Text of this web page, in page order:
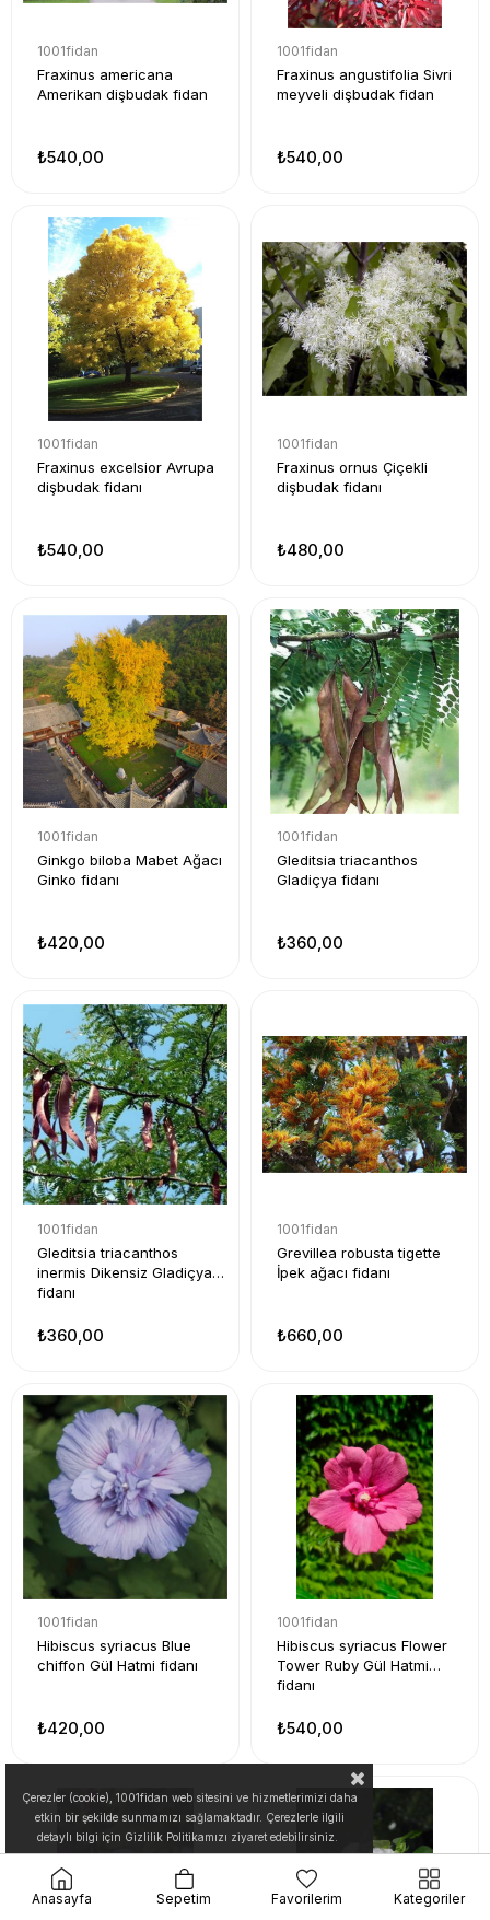
1001fidan
Fraxinus americana
Amerikan dişbudak fidan
₺540,00
1001fidan
Fraxinus angustifolia Sivri
meyveli dişbudak fidan
₺540,00
1001fidan
Fraxinus excelsior Avrupa
dişbudak fidanı
₺540,00
1001fidan
Fraxinus ornus Çiçekli
dişbudak fidanı
₺480,00
1001fidan
Ginkgo biloba Mabet Ağacı
Ginko fidanı
₺420,00
1001fidan
Gleditsia triacanthos
Gladiçya fidanı
₺360,00
1001fidan
Gleditsia triacanthos
inermis Dikensiz Gladiçya
fidanı
₺360,00
1001fidan
Grevillea robusta tigette
İpek ağacı fidanı
₺660,00
1001fidan
Hibiscus syriacus Blue
chiffon Gül Hatmi fidanı
₺420,00
1001fidan
Hibiscus syriacus Flower
Tower Ruby Gül Hatmi
fidanı
₺540,00
Çerezler (cookie), 1001fidan web sitesini ve hizmetlerimizi daha
etkin bir şekilde sunmamızı sağlamaktadır. Çerezlerle ilgili
detaylı bilgi için Gizlilik Politikamızı ziyaret edebilirsiniz.
Anasayfa Sepetim Favorilerim Kategoriler